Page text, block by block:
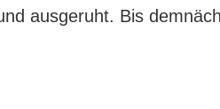
ausgeruht. Bis